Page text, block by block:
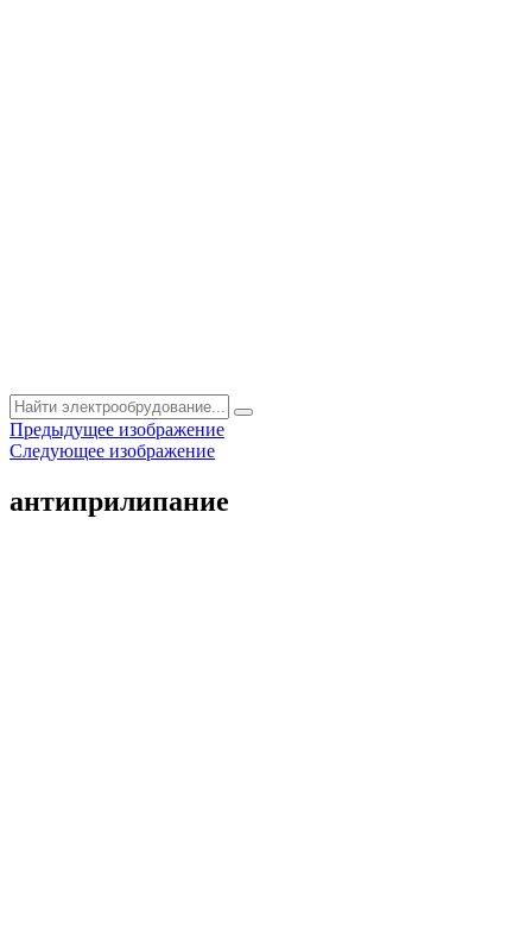
Предыдущее изображение
Следующее изображение
антиприлипание